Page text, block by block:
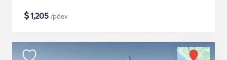
$1,205 /päev